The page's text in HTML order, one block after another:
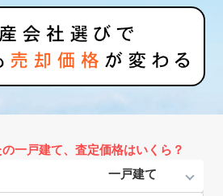
一戸建て、査定価格はいくら？